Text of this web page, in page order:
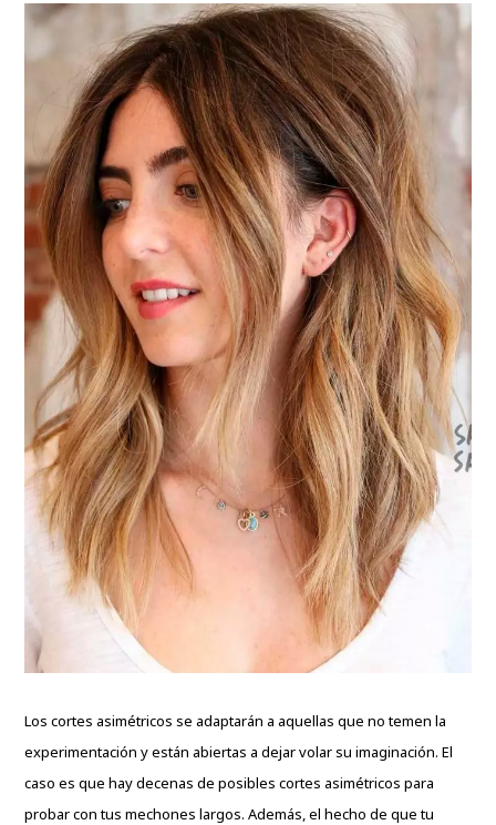
Los cortes asimétricos se adaptarán a aquellas que no temen la
experimentación y están abiertas a dejar volar su imaginación. El
caso es que hay decenas de posibles cortes asimétricos para
probar con tus mechones largos. Además, el hecho de que tu